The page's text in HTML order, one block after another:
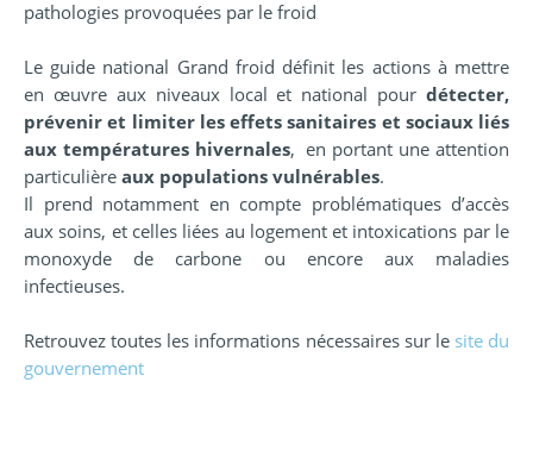
pathologies provoquées par le froid
Le guide national Grand froid définit les actions à mettre
en œuvre aux niveaux local et national pour détecter,
prévenir et limiter les effets sanitaires et sociaux liés
aux températures hivernales, en portant une attention
particulière aux populations vulnérables.
Il prend notamment en compte problématiques d’accès
aux soins, et celles liées au logement et intoxications par le
monoxyde de carbone ou encore aux maladies
infectieuses.
Retrouvez toutes les informations nécessaires sur le site du
gouvernement